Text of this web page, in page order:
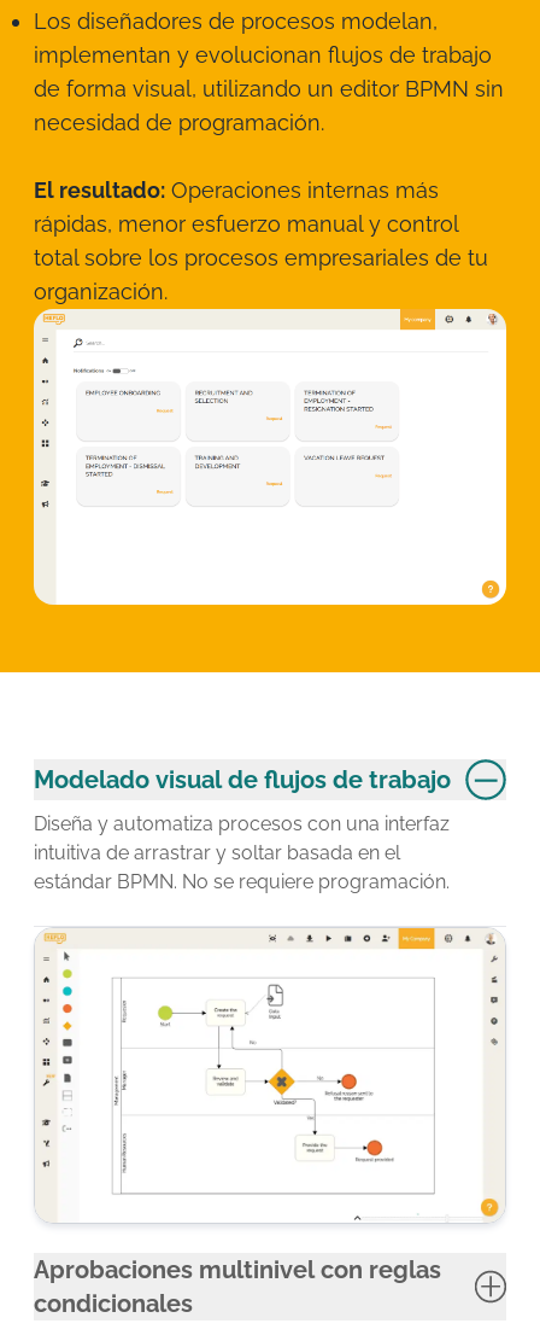
Los diseñadores de procesos modelan,
implementan y evolucionan flujos de trabajo
de forma visual, utilizando un editor BPMN sin
necesidad de programación.
El resultado: Operaciones internas más
rápidas, menor esfuerzo manual y control
total sobre los procesos empresariales de tu
organización.
Modelado visual de flujos de trabajo
Diseña y automatiza procesos con una interfaz
intuitiva de arrastrar y soltar basada en el
estándar BPMN. No se requiere programación.
Aprobaciones multinivel con reglas
condicionales